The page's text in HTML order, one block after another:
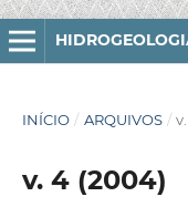
INÍCIO / ARQUIVOS /
v. 4 (2004)